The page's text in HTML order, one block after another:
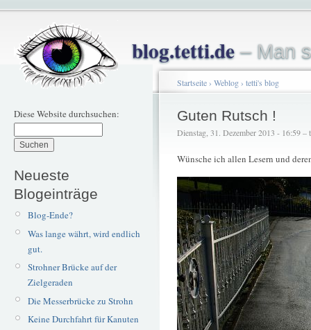
blog.tetti.de– Man
Diese Website durchsuchen:
Neueste
Blogeinträge
Blog-Ende?
Was lange währt, wird endlich
gut.
Strohner Brücke auf der
Zielgeraden
Die Messerbrücke zu Strohn
Keine Durchfahrt für Kanuten
Startseite› Weblog› tetti's blog
Guten Rutsch !
Dienstag, 31. Dezember 2013 - 16:59 –
Wünsche ich allen Lesern und